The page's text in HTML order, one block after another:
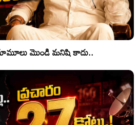
మొండి మనిషి కాదు..